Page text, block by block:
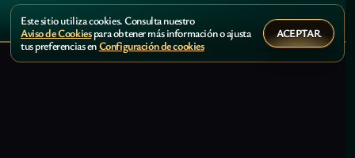
Este sitio utiliza cookies. Consulta nuestro
Aviso de Cookiespara obtener más información o ajusta
tus preferencias enConfiguración de cookies
ACEPTAR